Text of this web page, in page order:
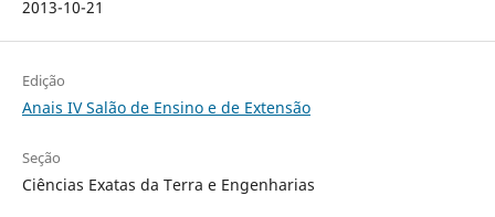
2013-10-21
Edição
Anais IV Salão de Ensino e de Extensão
Seção
Ciências Exatas da Terra e Engenharias